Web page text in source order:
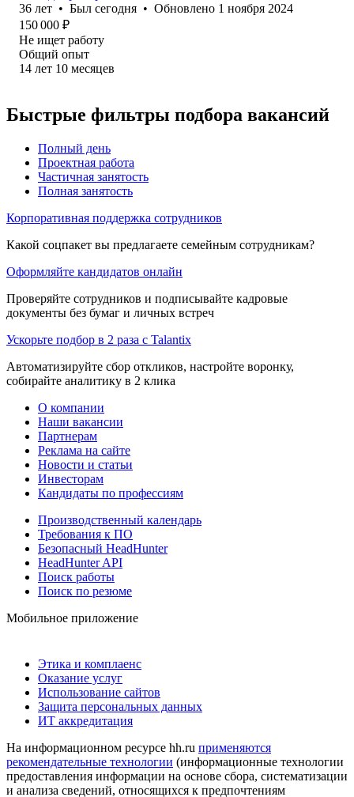
36 лет • Был сегодня • Обновлено 1 ноября 2024
150 000 ₽
Не ищет работу
Общий опыт
14 лет 10 месяцев
Быстрые фильтры подбора вакансий
Полный день
Проектная работа
Частичная занятость
Полная занятость
Корпоративная поддержка сотрудников
Какой соцпакет вы предлагаете семейным сотрудникам?
Оформляйте кандидатов онлайн
Проверяйте сотрудников и подписывайте кадровые
документы без бумаг и личных встреч
Ускорьте подбор в 2 раза с Talantix
Автоматизируйте сбор откликов, настройте воронку,
собирайте аналитику в 2 клика
О компании
Наши вакансии
Партнерам
Реклама на сайте
Новости и статьи
Инвесторам
Кандидаты по профессиям
Производственный календарь
Требования к ПО
Безопасный HeadHunter
HeadHunter API
Поиск работы
Поиск по резюме
Мобильное приложение
Этика и комплаенс
Оказание услуг
Использование сайтов
Защита персональных данных
ИТ аккредитация
На информационном ресурсе hh.ru применяются
рекомендательные технологии (информационные технологии
предоставления информации на основе сбора, систематизации
и анализа сведений, относящихся к предпочтениям